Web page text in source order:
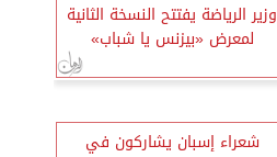
وزير الرياضة يفتتح النسخة الثانية
لمعرض «بيزنس يا شباب»
شعراء إسبان يشاركون في